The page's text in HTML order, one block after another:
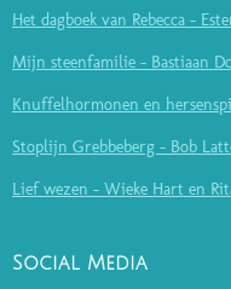
Het dagboek van Rebecca -
Mijn steenfamilie - Bastiaan
Knuffelhormonen en
Stoplijn Grebbeberg - Bob
Lief wezen - Wieke Hart en
Social Media